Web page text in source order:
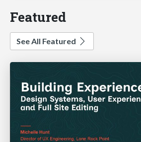
Featured
See All Featured